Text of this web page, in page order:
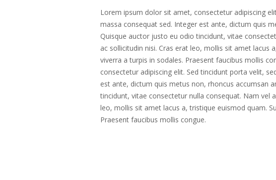
Lorem ipsum dolor sit amet, consectetur adipiscing
massa consequat sed. Integer est ante, dictum quis
Quisque auctor justo eu odio tincidunt, vitae
ac sollicitudin nisi. Cras erat leo, mollis sit amet lacus
viverra a turpis in sodales. Praesent faucibus mollis
consectetur adipiscing elit. Sed tincidunt porta velit,
est ante, dictum quis metus non, rhoncus accumsan
tincidunt, vitae consectetur nulla consequat. Nam vel
leo, mollis sit amet lacus a, tristique euismod quam.
Praesent faucibus mollis congue.